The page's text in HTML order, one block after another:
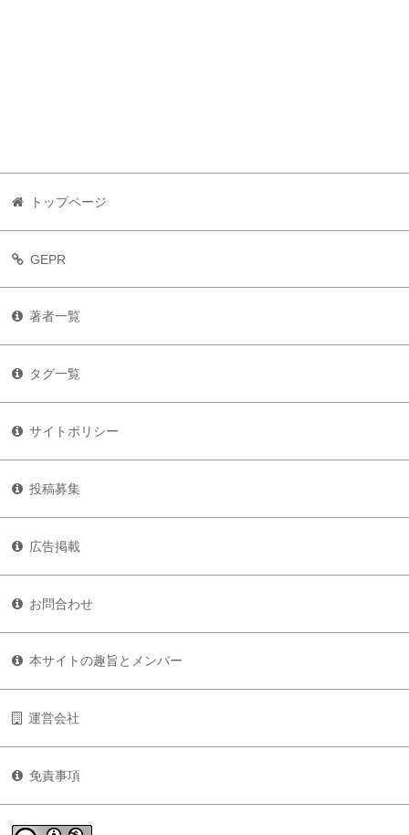
トップページ
GEPR
著者一覧
タグ一覧
サイトポリシー
投稿募集
広告掲載
お問合わせ
本サイトの趣旨とメンバー
運営会社
免責事項